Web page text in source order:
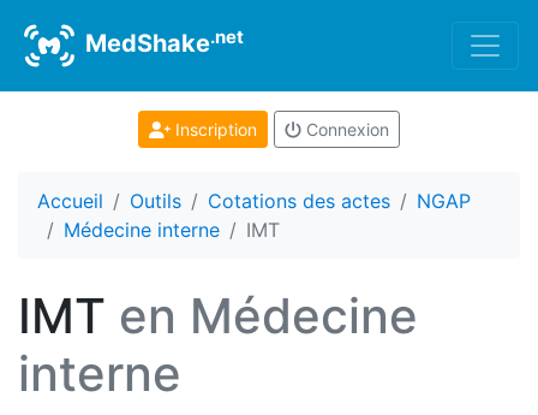
MedShake.net
Inscription Connexion
Accueil Outils Cotations des actes
NGAP
Médecine interne
IMT
IMT en Médecine
interne